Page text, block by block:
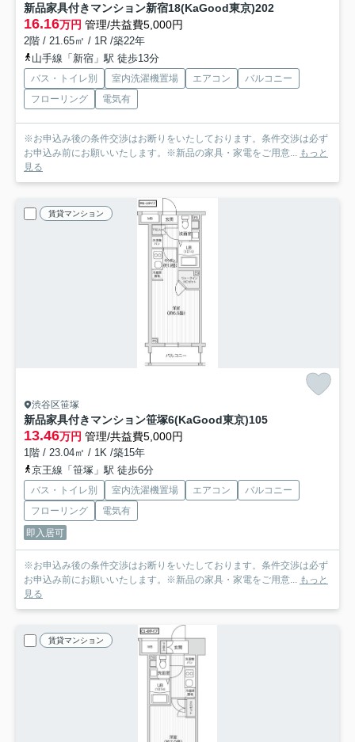
新品家具付きマンション新宿18(KaGood東京)202
16.16万円 管理/共益費5,000円
2階 / 21.65㎡ / 1R /築22年
山手線「新宿」駅 徒歩13分
バス・トイレ別 室内洗濯機置場 エアコン
バルコニー
フローリング
電気有
※お申込み後の条件交渉はお断りをいたしております。条件交渉は必ず
お申込み前にお願いいたします。※新品の家具・家電をご用意...
もっと
見る
賃貸マンション
渋谷区笹塚
新品家具付きマンション笹塚6(KaGood東京)105
13.46万円 管理/共益費5,000円
1階 / 23.04㎡ / 1K /築15年
京王線「笹塚」駅 徒歩6分
バス・トイレ別 室内洗濯機置場 エアコン
バルコニー
フローリング
電気有
即入居可
※お申込み後の条件交渉はお断りをいたしております。条件交渉は必ず
お申込み前にお願いいたします。※新品の家具・家電をご用意...
もっと
見る
賃貸マンション